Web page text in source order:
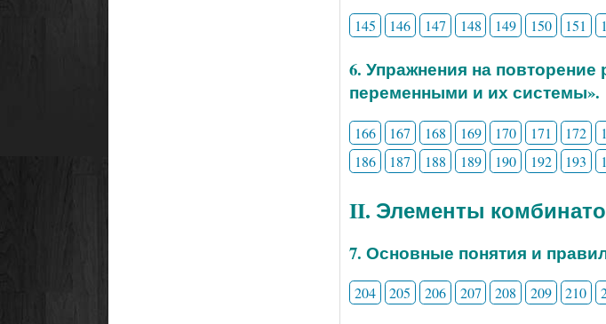
145 146 147 148 149 150 151
6. Упражнения на
переменными и их системы».
166 167 168 169 170 171 172
186
187 188 189 190 192 193
II. Элементы
7. Основные понятия и
204 205 206 207 208 209 210